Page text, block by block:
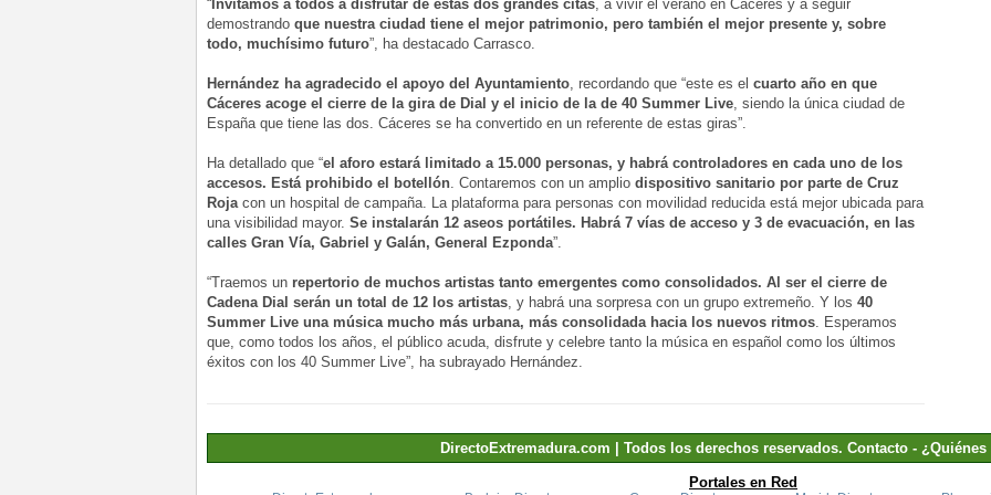
“ Invitamos a todos a disfrutar de estas dos grandes citas , a vivir el verano en Cáceres y a seguir
demostrando que nuestra ciudad tiene el mejor patrimonio, pero también el mejor presente y, sobre
todo, muchísimo futuro”, ha destacado Carrasco.
Hernández ha agradecido el apoyo del Ayuntamiento , recordando que “este es el cuarto año en que
Cáceres acoge el cierre de la gira de Dial y el inicio de la de 40 Summer Live , siendo la única ciudad de
España que tiene las dos. Cáceres se ha convertido en un referente de estas giras”.
Ha detallado que “el aforo estará limitado a 15.000 personas, y habrá controladores en cada uno de los
accesos. Está prohibido el botellón . Contaremos con un amplio dispositivo sanitario por parte de Cruz
Roja con un hospital de campaña. La plataforma para personas con movilidad reducida está mejor ubicada para
una visibilidad mayor. Se instalarán 12 aseos portátiles. Habrá 7 vías de acceso y 3 de evacuación, en las
calles Gran Vía, Gabriel y Galán, General Ezponda”.
“Traemos un repertorio de muchos artistas tanto emergentes como consolidados. Al ser el cierre de
Cadena Dial serán un total de 12 los artistas , y habrá una sorpresa con un grupo extremeño. Y los 40
Summer Live una música mucho más urbana, más consolidada hacia los nuevos ritmos . Esperamos
que, como todos los años, el público acuda, disfrute y celebre tanto la música en español como los últimos
éxitos con los 40 Summer Live”, ha subrayado Hernández.
DirectoExtremadura.com | Todos los derechos reservados. Contacto -
Portales en Red